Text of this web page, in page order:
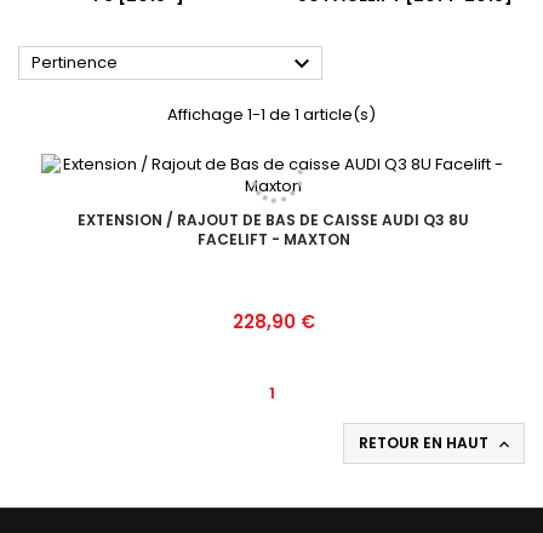
Pertinence 
Affichage 1-1 de 1 article(s)
EXTENSION / RAJOUT DE BAS DE CAISSE AUDI Q3 8U
FACELIFT - MAXTON
Prix
228,90 €
1
RETOUR EN HAUT 